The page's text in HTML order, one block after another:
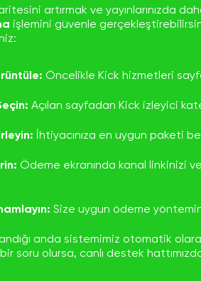
artırmak ve yayınlarınızda
işlemini güvenle
Öncelikle Kick hizmetleri
Açılan sayfadan Kick izleyici
İhtiyacınıza en uygun paketi
Ödeme ekranında kanal linkinizi
Size uygun ödeme
anda sistemimiz otomatik
soru olursa, canlı destek